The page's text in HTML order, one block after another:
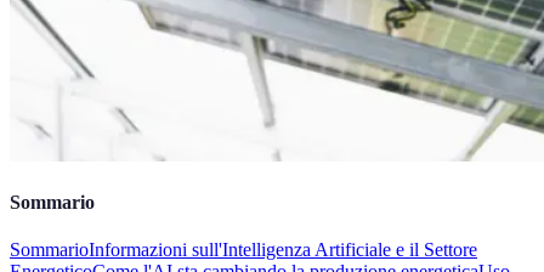
Sommario
SommarioInformazioni sull'Intelligenza Artificiale e il Settore